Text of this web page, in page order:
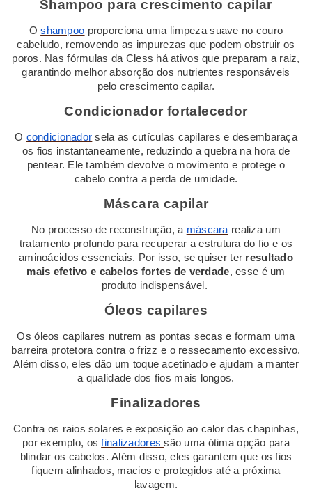
Shampoo para crescimento capilar
Oshampoo proporciona uma limpeza suave no couro
cabeludo, removendo as impurezas que podem obstruir os
poros. Nas fórmulas da Cless há ativos que preparam a raiz,
garantindo melhor absorção dos nutrientes responsáveis
pelo crescimento capilar.
Condicionador fortalecedor
O condicionador sela as cutículas capilares e desembaraça
os fios instantaneamente, reduzindo a quebra na hora de
pentear. Ele também devolve o movimento e protege o
cabelo contra a perda de umidade.
Máscara capilar
No processo de reconstrução, a máscara realiza um
tratamento profundo para recuperar a estrutura do fio e os
aminoácidos essenciais. Por isso, se quiser ter resultado
mais efetivo e cabelos fortes de verdade, esse é um
produto indispensável.
Óleos capilares
Os óleos capilares nutrem as pontas secas e formam uma
barreira protetora contra o frizz e o ressecamento excessivo.
Além disso, eles dão um toque acetinado e ajudam a manter
a qualidade dos fios mais longos.
Finalizadores
Contra os raios solares e exposição ao calor das chapinhas,
por exemplo, osfinalizadoressão uma ótima opção para
blindar os cabelos. Além disso, eles garantem que os fios
fiquem alinhados, macios e protegidos até a próxima
lavagem.